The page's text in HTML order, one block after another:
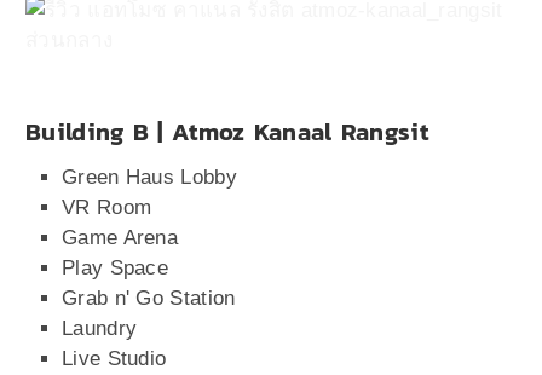
Building B | Atmoz Kanaal Rangsit
Green Haus Lobby
VR Room
Game Arena
Play Space
Grab n' Go Station
Laundry
Live Studio